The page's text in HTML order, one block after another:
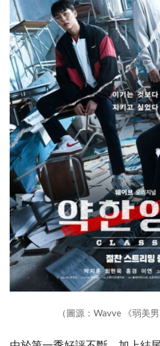
（圖源：Wavve 《弱美